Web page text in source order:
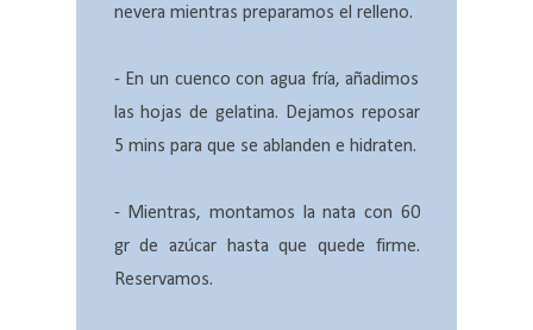
nevera mientras preparamos el relleno.
- En un cuenco con agua fría, añadimos
las hojas de gelatina. Dejamos reposar
5 mins para que se ablanden e hidraten.
- Mientras, montamos la nata con 60
gr de azúcar hasta que quede firme.
Reservamos.